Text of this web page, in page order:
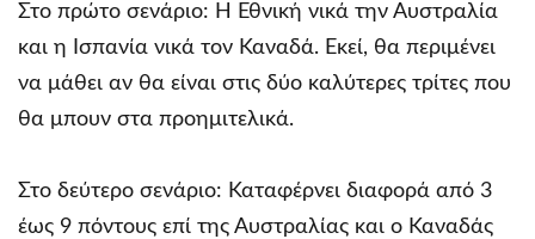
Στο πρώτο σενάριο: Η Εθνική νικά την Αυστραλία
και η Ισπανία νικά τον Καναδά. Εκεί, θα περιμένει
να μάθει αν θα είναι στις δύο καλύτερες τρίτες που
θα μπουν στα προημιτελικά.
Στο δεύτερο σενάριο: Καταφέρνει διαφορά από 3
έως 9 πόντους επί της Αυστραλίας και ο Καναδάς